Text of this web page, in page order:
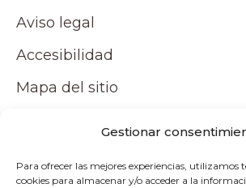
Gestionar
Para ofrecer las mejores experiencias, utilizamos
cookies para almacenar y/o acceder a la
Aviso legal
Accesibilidad
Mapa del sitio
Tu cuenta
Mi cuenta